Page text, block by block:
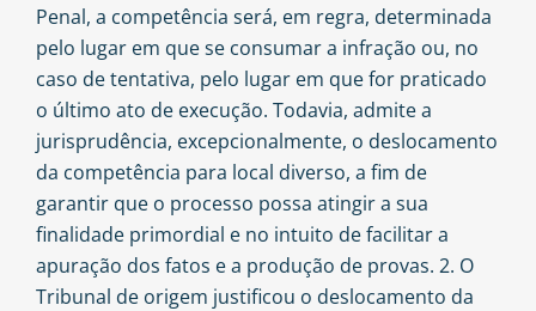
Penal, a competência será, em regra, determinada
pelo lugar em que se consumar a infração ou, no
caso de tentativa, pelo lugar em que for praticado
o último ato de execução. Todavia, admite a
jurisprudência, excepcionalmente, o deslocamento
da competência para local diverso, a fim de
garantir que o processo possa atingir a sua
finalidade primordial e no intuito de facilitar a
apuração dos fatos e a produção de provas. 2. O
Tribunal de origem justificou o deslocamento da